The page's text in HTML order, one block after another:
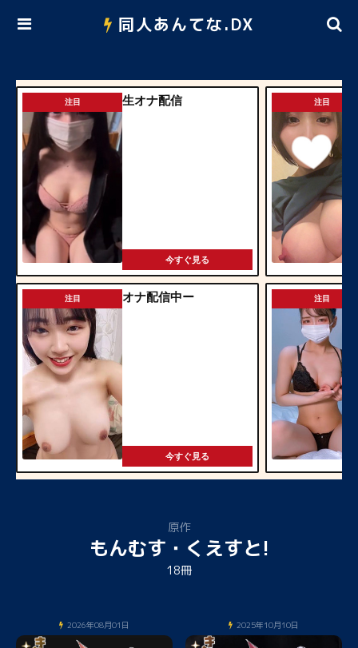
同人あんてな.DX
注目 生オナ配信
今すぐ見る
注目 オナ配信中ー
今すぐ見る
注目
注目
原作
もんむす・くえすと!
18冊
2026年08月01日 2025年10月10日